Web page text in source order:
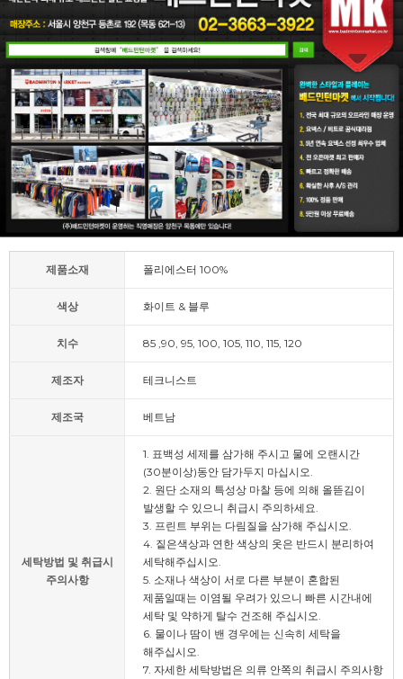
제품소재 폴리에스터 100%
색상 화이트 & 블루
치수 85 ,90, 95, 100, 105, 110, 115, 120
제조자 테크니스트
제조국 베트남
세탁방법 및 취급시
주의사항
1. 표백성 세제를 삼가해 주시고 물에 오랜시간
(30분이상)동안 담가두지 마십시오.
2. 원단 소재의 특성상 마찰 등에 의해 올뜯김이
발생할 수 있으니 취급시 주의하세요.
3. 프린트 부위는 다림질을 삼가해 주십시오.
4. 짙은색상과 연한 색상의 옷은 반드시 분리하여
세탁해주십시오.
5. 소재나 색상이 서로 다른 부분이 혼합된
제품일때는 이염될 우려가 있으니 빠른 시간내에
세탁 및 약하게 탈수 건조해 주십시오.
6. 물이나 땀이 밴 경우에는 신속히 세탁을
해주십시오.
7. 자세한 세탁방법은 의류 안쪽의 취급시 주의사항